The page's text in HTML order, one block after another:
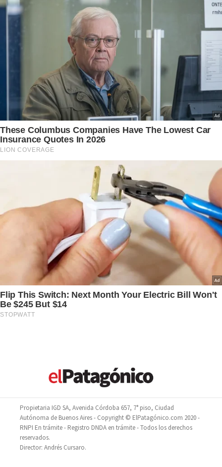
Propietaria IGD SA, Avenida Córdoba 657, 7° piso, Ciudad
Autónoma de Buenos Aires - Copyright © ElPatagónico.com 2020 -
RNPI En trámite - Registro DNDA en trámite - Todos los derechos
reservados.
Director: Andrés Cursaro.